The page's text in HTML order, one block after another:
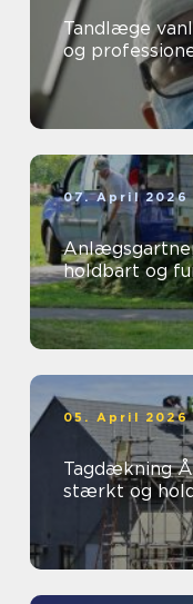
Tandlæge vanløse sådan
og
07. April 2026
Anlægsgartner
holdbart og
05. April 2026
Tagdækning
stærkt og